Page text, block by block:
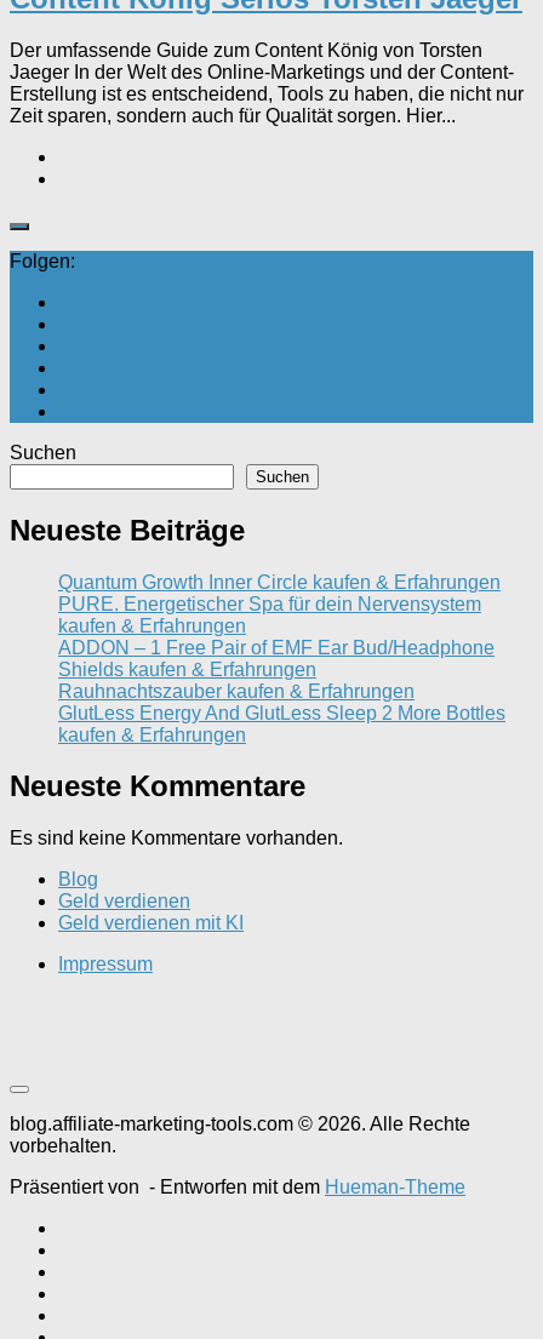
Der umfassende Guide zum Content König von Torsten
Jaeger In der Welt des Online-Marketings und der Content-
Erstellung ist es entscheidend, Tools zu haben, die nicht nur
Zeit sparen, sondern auch für Qualität sorgen. Hier...
Folgen:
Suchen
Suchen
Neueste Beiträge
Quantum Growth Inner Circle kaufen & Erfahrungen
PURE. Energetischer Spa für dein Nervensystem
kaufen & Erfahrungen
ADDON – 1 Free Pair of EMF Ear Bud/Headphone
Shields kaufen & Erfahrungen
Rauhnachtszauber kaufen & Erfahrungen
GlutLess Energy And GlutLess Sleep 2 More Bottles
kaufen & Erfahrungen
Neueste Kommentare
Es sind keine Kommentare vorhanden.
Blog
Geld verdienen
Geld verdienen mit KI
Impressum
blog.affiliate-marketing-tools.com © 2026. Alle Rechte
vorbehalten.
Präsentiert von - Entworfen mit dem Hueman-Theme